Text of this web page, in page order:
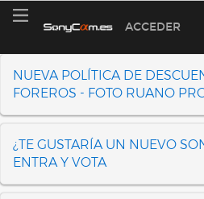
ACCEDER
NUEVA POLÍTICA DE
FOREROS - FOTO RUANO
¿TE GUSTARÍA UN NUEVO
ENTRA Y VOTA